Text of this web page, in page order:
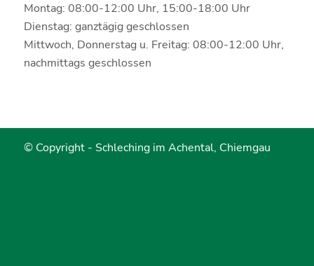
Montag: 08:00-12:00 Uhr, 15:00-18:00 Uhr
Dienstag: ganztägig geschlossen
Mittwoch, Donnerstag u. Freitag: 08:00-12:00 Uhr,
nachmittags geschlossen
© Copyright - Schleching im Achental, Chiemgau